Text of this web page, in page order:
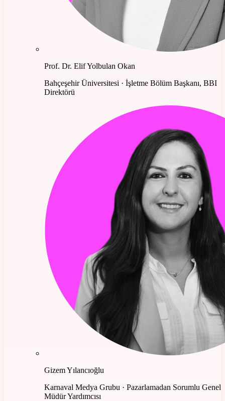
Prof. Dr. Elif Yolbulan Okan
Bahçeşehir Üniversitesi · İşletme Bölüm Başkanı, BBI
Direktörü
Gizem Yılancıoğlu
Karnaval Medya Grubu · Pazarlamadan Sorumlu Genel
Müdür Yardımcısı